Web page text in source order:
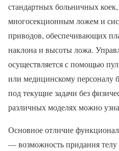
стандартных больничных
многосекционным ложем и
приводов, обеспечивающих
наклона и высоты ложа.
осуществляется с помощью
или медицинскому персоналу
под текущие задачи без
различных моделях можно
Основное отличие
— возможность придания